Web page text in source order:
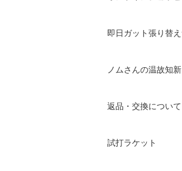
即日ガット張り替
ノムさんの温故知新
返品・交換について
試打ラケット